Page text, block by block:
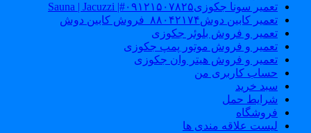
تعمیر سونا جکوزی۰۹۱۲۱۵۰۷۸۲۵#| Sauna | Jacuzzi
تعمیر کابین دوش۸۸۰۴۲۱۷۴_فروش کابین دوش
تعمیر و فروش بلوئر جکوزی
تعمیر و فروش موتور پمپ جکوزی
تعمیر و فروش هیتر وان جکوزی
حساب کاربری من
سبد خرید
شرایط حمل
فروشگاه
لیست علاقه مندی ها